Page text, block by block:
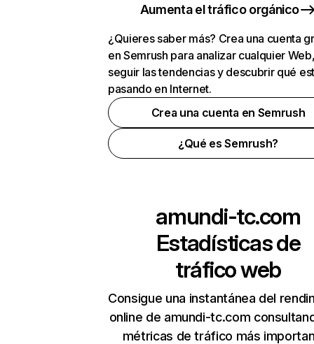
Aumenta el tráfico orgánico
¿Quieres saber más? Crea una cuenta
en Semrush para analizar cualquier
seguir las tendencias y descubrir qué
pasando en Internet.
Crea una cuenta en Semrush
¿Qué es Semrush?
amundi-tc.com
Estadísticas de
tráfico web
Consigue una instantánea del
online de amundi-tc.com
métricas de tráfico más